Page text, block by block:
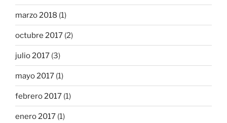
marzo 2018 (1)
octubre 2017 (2)
julio 2017 (3)
mayo 2017 (1)
febrero 2017 (1)
enero 2017 (1)